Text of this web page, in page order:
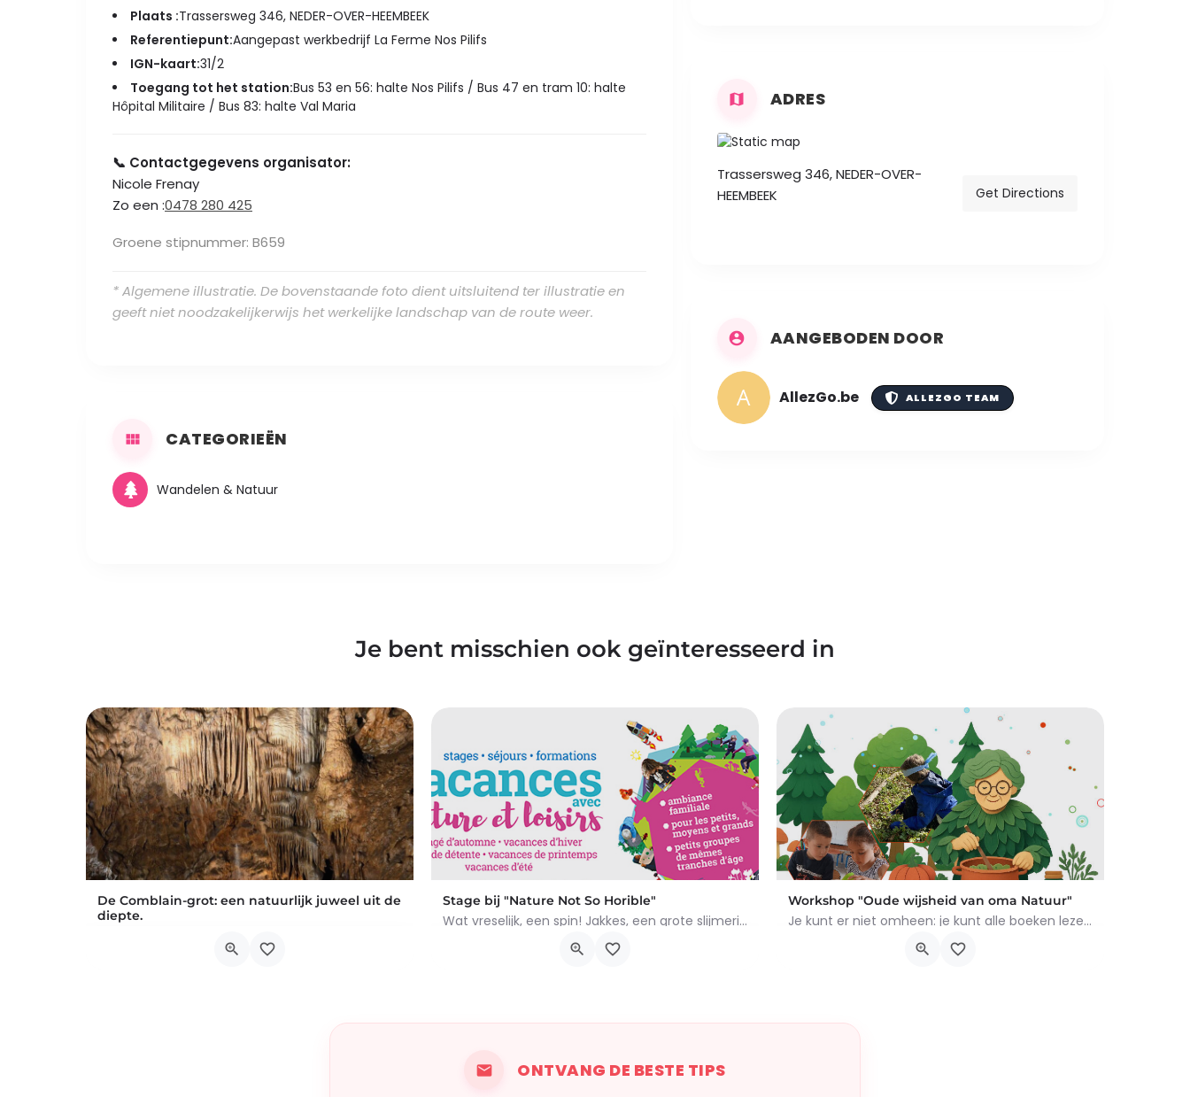
Plaats :Trassersweg 346, NEDER-OVER-HEEMBEEK
Referentiepunt:Aangepast werkbedrijf La Ferme Nos Pilifs
IGN-kaart:31/2
Toegang tot het station:Bus 53 en 56: halte Nos Pilifs / Bus 47 en tram 10: halte
Hôpital Militaire / Bus 83: halte Val Maria
📞 Contactgegevens organisator:
Nicole Frenay
Zo een :0478 280 425
Groene stipnummer: B659
* Algemene illustratie. De bovenstaande foto dient uitsluitend ter illustratie en
geeft niet noodzakelijkerwijs het werkelijke landschap van de route weer.
CATEGORIEËN
Wandelen & Natuur
ADRES
Trassersweg 346, NEDER-OVER-
HEEMBEEK
Get Directions
AANGEBODEN DOOR
AllezGo.be ALLEZGO TEAM
Je bent misschien ook geïnteresseerd in
De Comblain-grot: een natuurlijk juweel uit de
diepte.
Rue des Grottes 46, Comblain-au-Pont
Stage bij "Nature Not So Horible"
Wat vreselijk, een spin! Jakkes, een grote slijmerige regenworm! En slakken, daar wil ik het al helemaal niet…
Chemin du Rosoir 10, Braine-le-Château
Workshop "Oude wijsheid van oma Natuur"
Je kunt er niet omheen: je kunt alle boeken lezen die je wilt, maar niets overtreft de tips en trucs van Oma…
Chemin du Rosoir 10, Braine-le-Château
ONTVANG DE BESTE TIPS